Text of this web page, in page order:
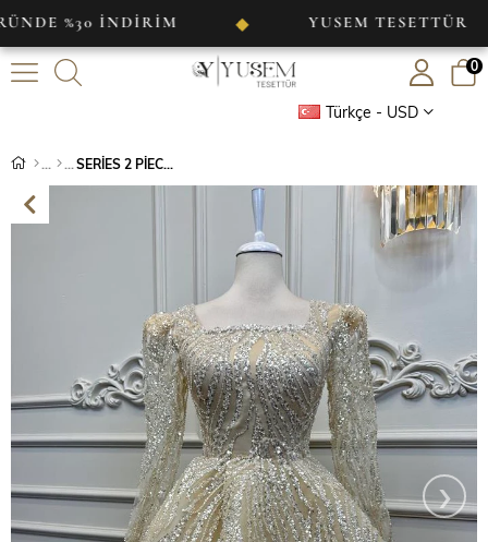
İNDİRİM ◆ YUSEM TESETTÜR ◆
Türkçe - USD
0
SERİES 2 PİECES (38-44 SİZE) BEİGE COLOUR
›